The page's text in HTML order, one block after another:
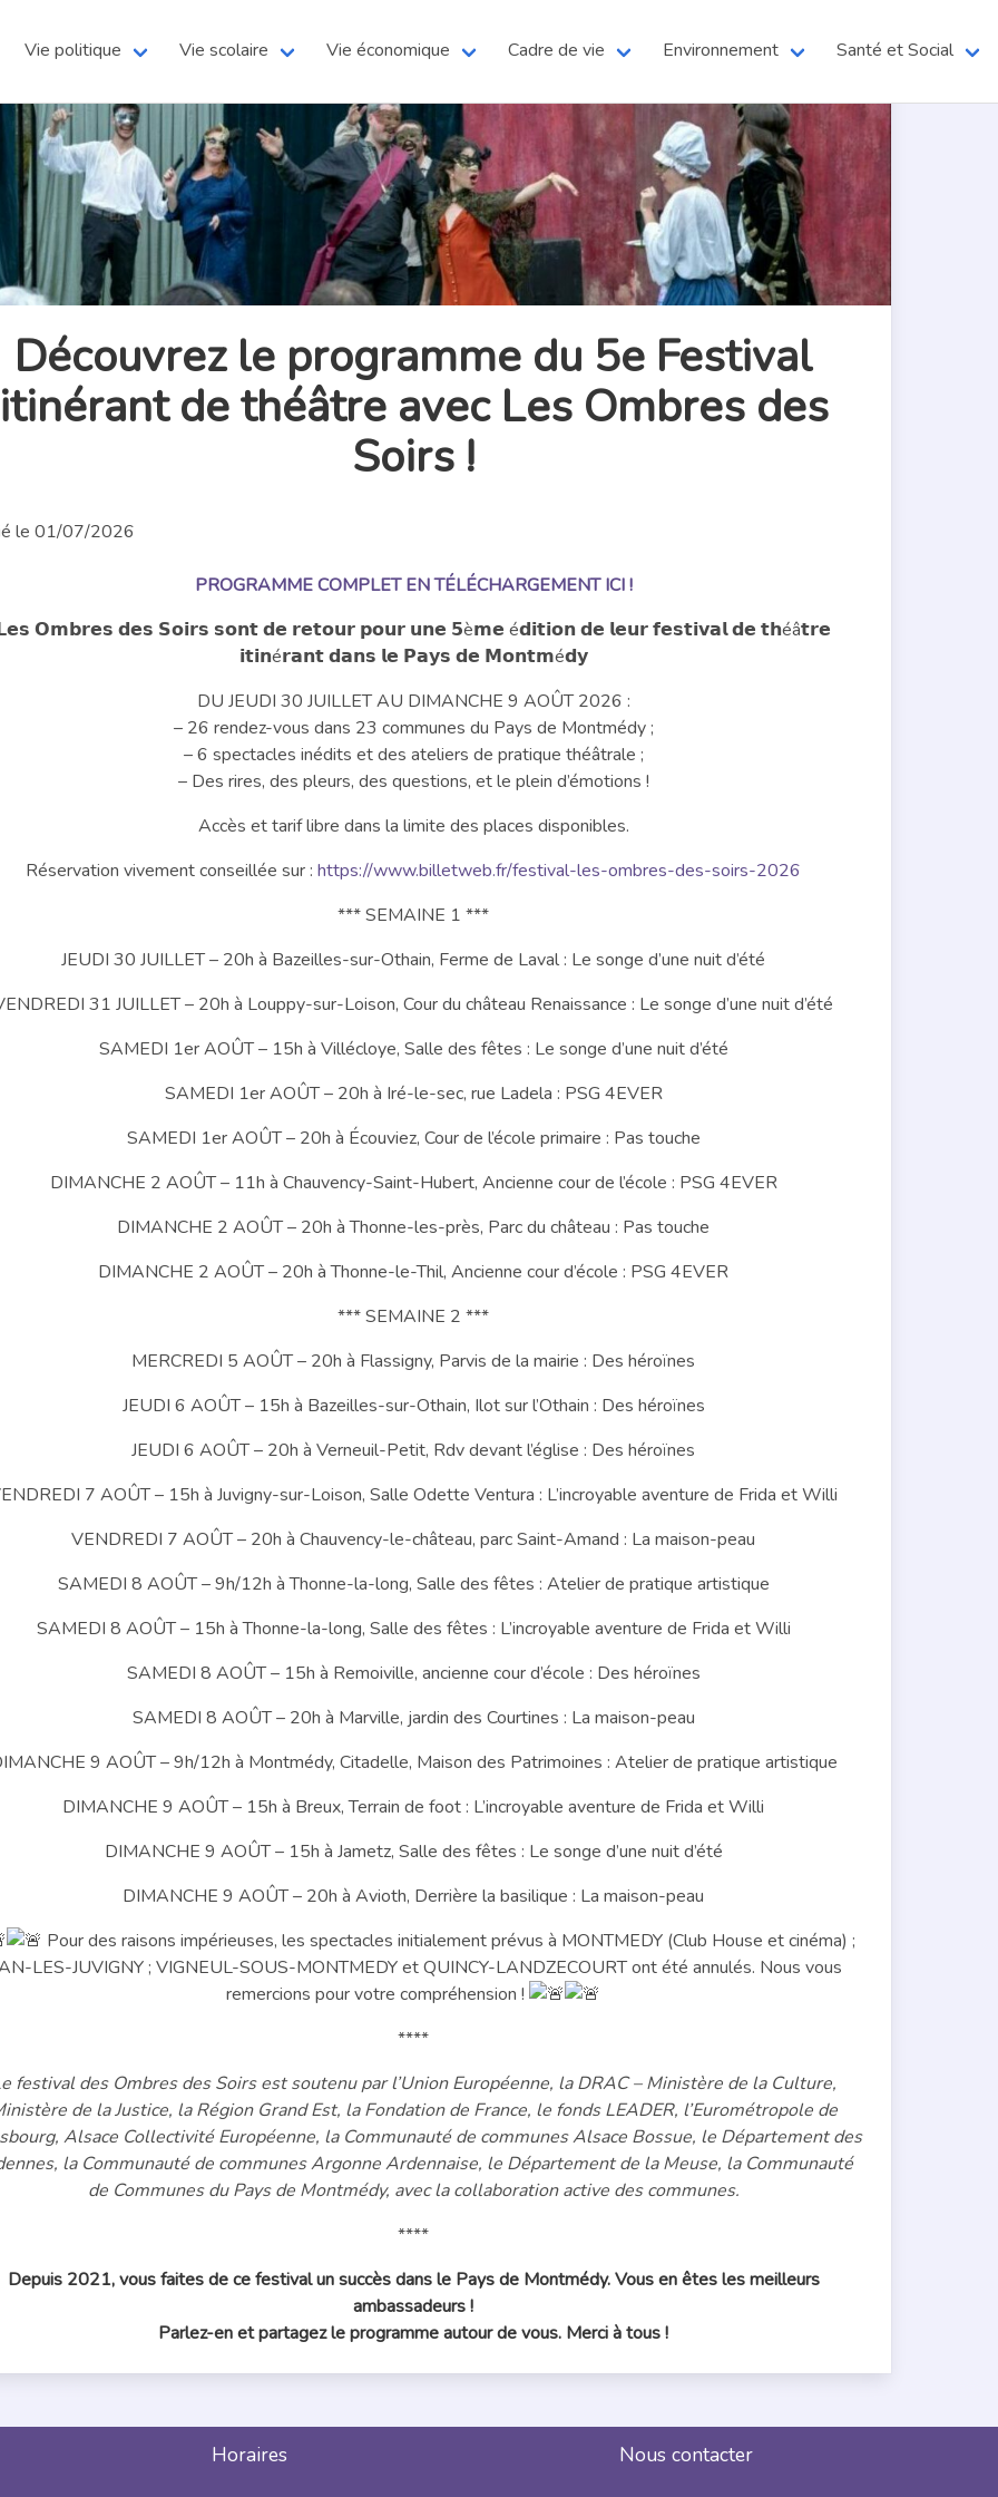
Vie politique Vie scolaire Vie économique Cadre de vie Environnement Santé et Social
Découvrez le programme du 5e Festival
de théâtre avec Les Ombres des
Soirs !
le 01/07/2026
PROGRAMME COMPLET EN TÉLÉCHARGEMENT ICI !
𝗢𝗺𝗯𝗿𝗲𝘀 𝗱𝗲𝘀 𝗦𝗼𝗶𝗿𝘀 𝘀𝗼𝗻𝘁 𝗱𝗲 𝗿𝗲𝘁𝗼𝘂𝗿 𝗽𝗼𝘂𝗿 𝘂𝗻𝗲 𝟱è𝗺𝗲 é𝗱𝗶𝘁𝗶𝗼𝗻 𝗱𝗲 𝗹𝗲𝘂𝗿 𝗳𝗲𝘀𝘁𝗶𝘃𝗮𝗹 𝗱𝗲 𝘁𝗵éâ𝘁𝗿𝗲
𝗶𝘁𝗶𝗻é𝗿𝗮𝗻𝘁 𝗱𝗮𝗻𝘀 𝗹𝗲 𝗣𝗮𝘆𝘀 𝗱𝗲 𝗠𝗼𝗻𝘁𝗺é𝗱𝘆
DU JEUDI 30 JUILLET AU DIMANCHE 9 AOÛT 2026 :
– 26 rendez-vous dans 23 communes du Pays de Montmédy ;
– 6 spectacles inédits et des ateliers de pratique théâtrale ;
– Des rires, des pleurs, des questions, et le plein d’émotions !
Accès et tarif libre dans la limite des places disponibles.
Réservation vivement conseillée sur : https://www.billetweb.fr/festival-les-ombres-des-soirs-2026
*** SEMAINE 1 ***
JEUDI 30 JUILLET – 20h à Bazeilles-sur-Othain, Ferme de Laval : Le songe d’une nuit d’été
31 JUILLET – 20h à Louppy-sur-Loison, Cour du château Renaissance : Le songe d’une nuit d’été
SAMEDI 1er AOÛT – 15h à Villécloye, Salle des fêtes : Le songe d’une nuit d’été
SAMEDI 1er AOÛT – 20h à Iré-le-sec, rue Ladela : PSG 4EVER
SAMEDI 1er AOÛT – 20h à Écouviez, Cour de l’école primaire : Pas touche
DIMANCHE 2 AOÛT – 11h à Chauvency-Saint-Hubert, Ancienne cour de l’école : PSG 4EVER
DIMANCHE 2 AOÛT – 20h à Thonne-les-près, Parc du château : Pas touche
DIMANCHE 2 AOÛT – 20h à Thonne-le-Thil, Ancienne cour d’école : PSG 4EVER
*** SEMAINE 2 ***
MERCREDI 5 AOÛT – 20h à Flassigny, Parvis de la mairie : Des héroïnes
JEUDI 6 AOÛT – 15h à Bazeilles-sur-Othain, Ilot sur l’Othain : Des héroïnes
JEUDI 6 AOÛT – 20h à Verneuil-Petit, Rdv devant l’église : Des héroïnes
7 AOÛT – 15h à Juvigny-sur-Loison, Salle Odette Ventura : L’incroyable aventure de Frida et Willi
VENDREDI 7 AOÛT – 20h à Chauvency-le-château, parc Saint-Amand : La maison-peau
SAMEDI 8 AOÛT – 9h/12h à Thonne-la-long, Salle des fêtes : Atelier de pratique artistique
SAMEDI 8 AOÛT – 15h à Thonne-la-long, Salle des fêtes : L’incroyable aventure de Frida et Willi
SAMEDI 8 AOÛT – 15h à Remoiville, ancienne cour d’école : Des héroïnes
SAMEDI 8 AOÛT – 20h à Marville, jardin des Courtines : La maison-peau
9 AOÛT – 9h/12h à Montmédy, Citadelle, Maison des Patrimoines : Atelier de pratique artistique
DIMANCHE 9 AOÛT – 15h à Breux, Terrain de foot : L’incroyable aventure de Frida et Willi
DIMANCHE 9 AOÛT – 15h à Jametz, Salle des fêtes : Le songe d’une nuit d’été
DIMANCHE 9 AOÛT – 20h à Avioth, Derrière la basilique : La maison-peau
Pour des raisons impérieuses, les spectacles initialement prévus à MONTMEDY (Club House et cinéma) ;
LES-JUVIGNY ; VIGNEUL-SOUS-MONTMEDY et QUINCY-LANDZECOURT ont été annulés. Nous vous
remercions pour votre compréhension !
****
festival des Ombres des Soirs est soutenu par l’Union Européenne, la DRAC – Ministère de la Culture,
de la Justice, la Région Grand Est, la Fondation de France, le fonds LEADER, l’Eurométropole de
Alsace Collectivité Européenne, la Communauté de communes Alsace Bossue, le Département des
la Communauté de communes Argonne Ardennaise, le Département de la Meuse, la Communauté
de Communes du Pays de Montmédy, avec la collaboration active des communes.
****
Depuis 2021, vous faites de ce festival un succès dans le Pays de Montmédy. Vous en êtes les meilleurs
ambassadeurs !
Parlez-en et partagez le programme autour de vous. Merci à tous !
Horaires Nous contacter